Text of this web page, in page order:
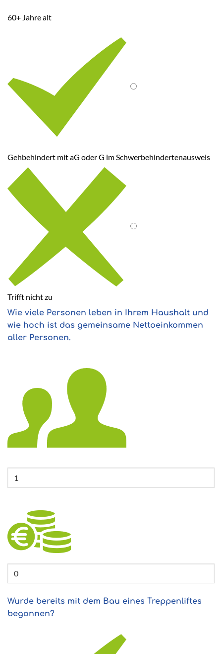
60+ Jahre alt
Gehbehindert mit aG oder G im Schwerbehindertenausweis
Trifft nicht zu
Wie viele Personen leben in Ihrem Haushalt und
wie hoch ist das gemeinsame Nettoeinkommen
aller Personen.
Wurde bereits mit dem Bau eines Treppenliftes
begonnen?